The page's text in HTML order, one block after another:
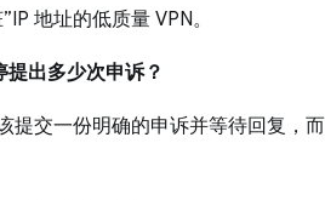
地址的低质量 VPN。
出多少次申诉？
提交一份明确的申诉并等待回复，